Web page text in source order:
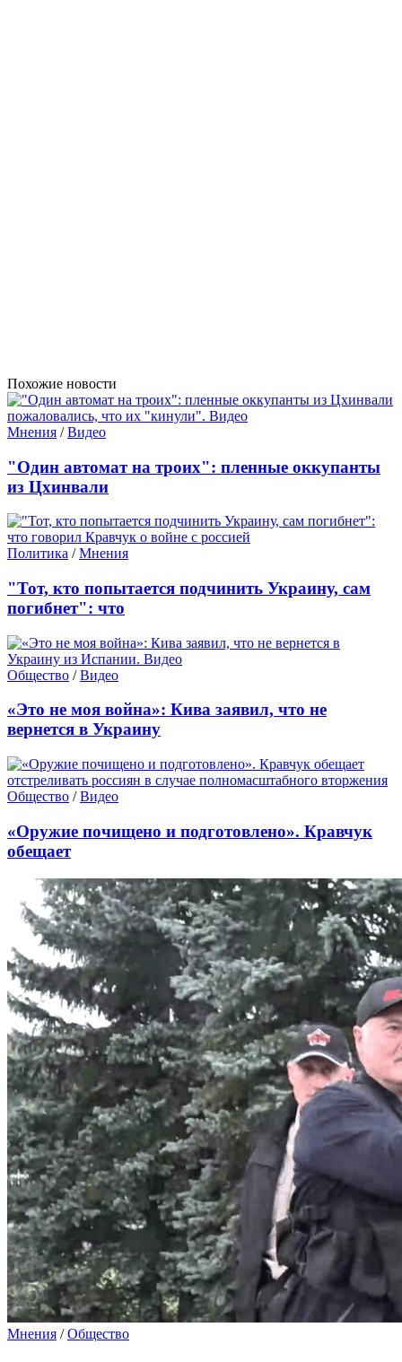
Похожие новости
Мнения /Видео
"Один автомат на троих": пленные оккупанты
из Цхинвали
Политика /Мнения
"Тот, кто попытается подчинить Украину, сам
погибнет": что
Общество /Видео
«Это не моя война»: Кива заявил, что не
вернется в Украину
Общество /Видео
«Оружие почищено и подготовлено». Кравчук
обещает
Мнения /Общество